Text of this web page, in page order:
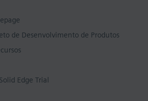
de Desenvolvimento de Produtos
Edge Trial